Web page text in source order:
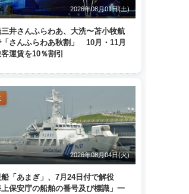
2026年08月01日(土)
井さんふらわあ、大洗〜苫小牧航
「さんふらわあ秋割」 10月・11月
運賃を10％割引
2026年08月04日(火)
「あまぎ」、7月24日付で解役
上保安庁の船舶の番号及び標識」一